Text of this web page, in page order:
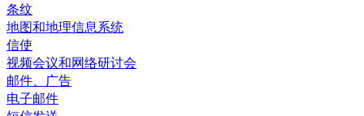
条纹
地图和地理信息系统
信使
视频会议和网络研讨会
邮件、广告
电子邮件